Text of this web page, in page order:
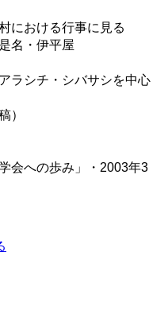
における行事に見る
名・伊平屋
ラシチ・シバサシを中心
）
会への歩み」・2003年3